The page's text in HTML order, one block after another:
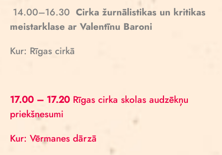
14.00–16.30 Cirka žurnālistikas un kritikas
meistarklase ar Valentīnu Baroni
Kur: Rīgas cirkā
17.00 – 17.20 Rīgas cirka skolas audzēkņu
priekšnesumi
Kur: Vērmanes dārzā